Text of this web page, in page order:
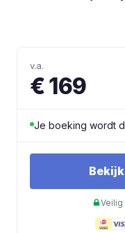
v.a.
€ 169
Je boeking wordt
Veilig